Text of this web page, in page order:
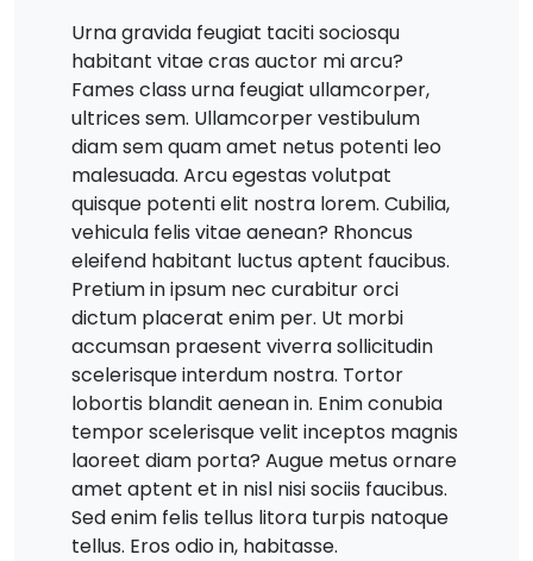
Urna gravida feugiat taciti sociosqu
habitant vitae cras auctor mi arcu?
Fames class urna feugiat ullamcorper,
ultrices sem. Ullamcorper vestibulum
diam sem quam amet netus potenti leo
malesuada. Arcu egestas volutpat
quisque potenti elit nostra lorem. Cubilia,
vehicula felis vitae aenean? Rhoncus
eleifend habitant luctus aptent faucibus.
Pretium in ipsum nec curabitur orci
dictum placerat enim per. Ut morbi
accumsan praesent viverra sollicitudin
scelerisque interdum nostra. Tortor
lobortis blandit aenean in. Enim conubia
tempor scelerisque velit inceptos magnis
laoreet diam porta? Augue metus ornare
amet aptent et in nisl nisi sociis faucibus.
Sed enim felis tellus litora turpis natoque
tellus. Eros odio in, habitasse.